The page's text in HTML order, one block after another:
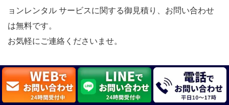
ョンレンタル サービスに関する御見積り、お問い合わせ
は無料です。
お気軽にご連絡くださいませ。
マジック道具貸出サービスについてお問い合わ
せする